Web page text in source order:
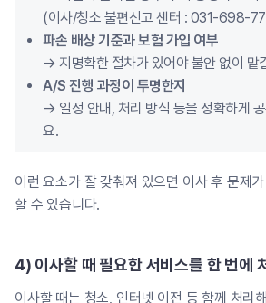
(이사/청소 불편신고 센터 : 031-698-
파손 배상 기준과 보험 가입 여부
→ 지명확한 절차가 있어야 불안 없이 맡
A/S 진행 과정이 투명한지
→ 일정 안내, 처리 방식 등을 정확하게
요.
이런 요소가 잘 갖춰져 있으면 이사 후 문제
할 수 있습니다.
4) 이사할 때 필요한 서비스를 한 번에
이사할 때는 청소, 인터넷 이전 등 함께 처리